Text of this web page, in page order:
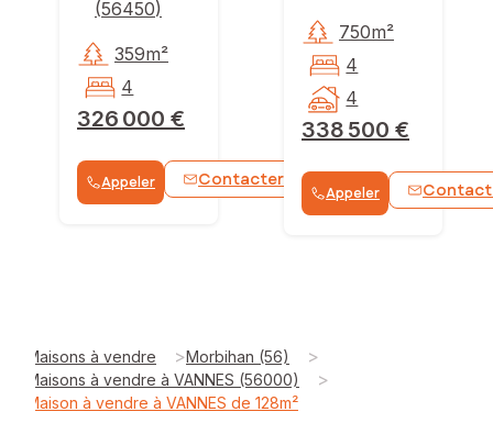
(56450)
326 000 €
359m²
4
Appeler Contacter WhatsApp
338 500 €
750m²
4
4
Appeler
Maisons à vendre >Morbihan (56) >
Maisons à vendre à VANNES (56000) >
Maison à vendre à VANNES de 128m²